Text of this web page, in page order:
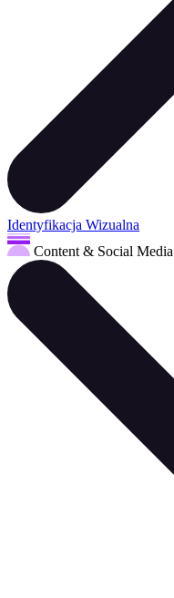
Identyfikacja Wizualna
Content & Social Media